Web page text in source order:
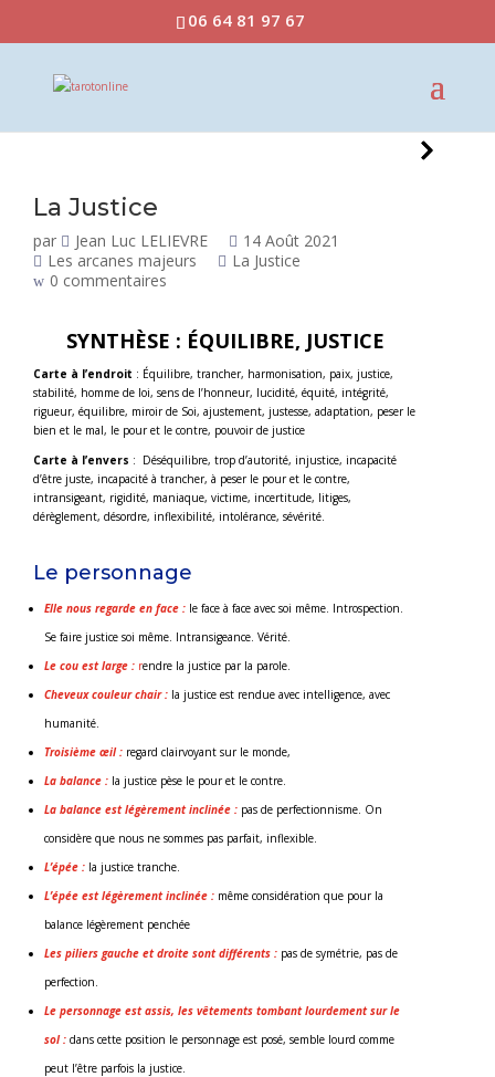
06 64 81 97 67
La Justice
par Jean Luc LELIEVRE
14 Août 2021
Les arcanes majeurs
La Justice
0 commentaires
SYNTHÈSE : ÉQUILIBRE, JUSTICE
Carte à l’endroit : Équilibre, trancher, harmonisation, paix, justice,
stabilité, homme de loi, sens de l’honneur, lucidité, équité, intégrité,
rigueur, équilibre, miroir de Soi, ajustement, justesse, adaptation, peser le
bien et le mal, le pour et le contre, pouvoir de justice
Carte à l’envers : Déséquilibre, trop d’autorité, injustice, incapacité
d’être juste, incapacité à trancher, à peser le pour et le contre,
intransigeant, rigidité, maniaque, victime, incertitude, litiges,
dérèglement, désordre, inflexibilité, intolérance, sévérité.
Le personnage
Elle nous regarde en face : le face à face avec soi même. Introspection.
Se faire justice soi même. Intransigeance. Vérité.
Le cou est large :rendre la justice par la parole.
Cheveux couleur chair : la justice est rendue avec intelligence, avec
humanité.
Troisième œil : regard clairvoyant sur le monde,
La balance : la justice pèse le pour et le contre.
La balance est légèrement inclinée : pas de perfectionnisme. On
considère que nous ne sommes pas parfait, inflexible.
L’épée : la justice tranche.
L’épée est légèrement inclinée : même considération que pour la
balance légèrement penchée
Les piliers gauche et droite sont différents : pas de symétrie, pas de
perfection.
Le personnage est assis, les vêtements tombant lourdement sur le
sol : dans cette position le personnage est posé, semble lourd comme
peut l’être parfois la justice.